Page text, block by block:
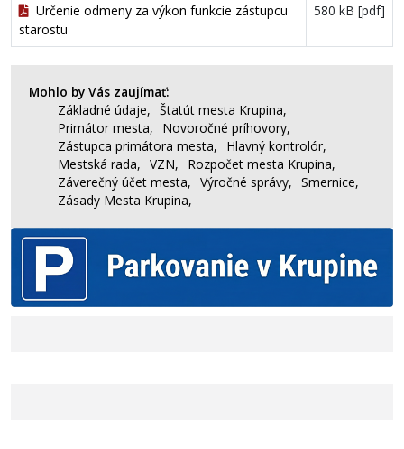
Určenie odmeny za výkon funkcie zástupcu
starostu
580 kB [pdf]
Mohlo by Vás zaujímať:
Základné údaje, Štatút mesta Krupina,
Primátor mesta,
Novoročné príhovory,
Zástupca primátora mesta,
Hlavný kontrolór,
Mestská rada, VZN,
Rozpočet mesta Krupina,
Záverečný účet mesta, Výročné správy, Smernice,
Zásady Mesta Krupina,